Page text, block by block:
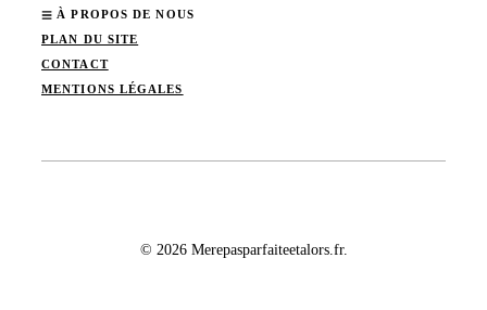
À PROPOS DE NOUS
PLAN DU SITE
CONTACT
MENTIONS LÉGALES
© 2026 Merepasparfaiteetalors.fr.